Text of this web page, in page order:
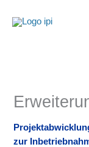
Inhalt
zur